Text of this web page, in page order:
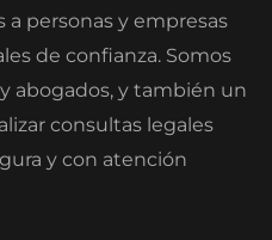
a personas y empresas
de confianza. Somos
abogados, y también un
consultas legales
y con atención